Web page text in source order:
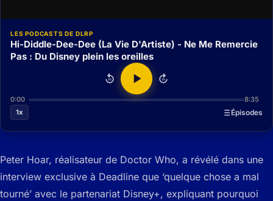
LES PODCASTS DE DLRP
Hi-Diddle-Dee-Dee (La Vie D'Artiste) - Ne Me Remercie
Pas : Du Disney plein les oreilles
15 15
0:00
8:35
1x
Épisodes
Peter Hoar, réalisateur de Doctor Who, a révélé dans une
interview exclusive à Deadline que ‘quelque chose a mal
tourné’ avec le partenariat Disney+, expliquant pourquoi